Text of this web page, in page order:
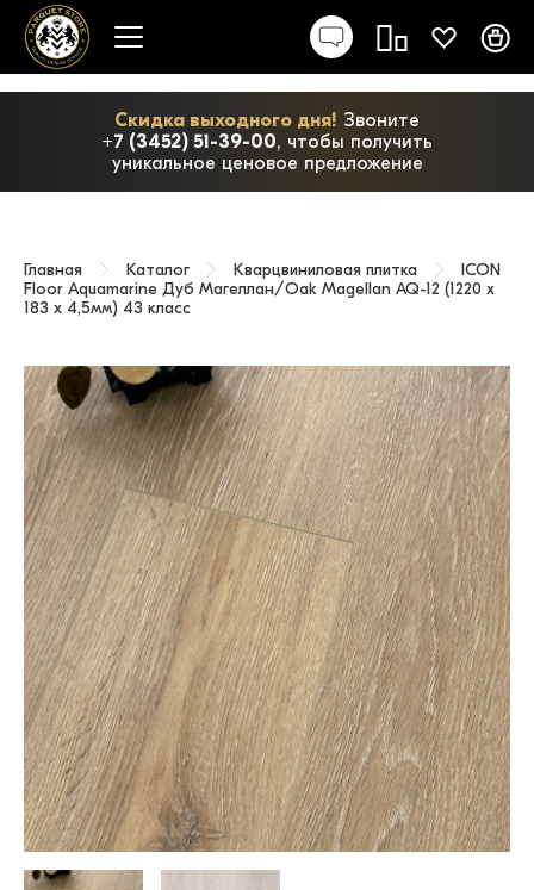
Скидка выходного дня! Звоните
+7 (3452) 51-39-00, чтобы получить
уникальное ценовое предложение
Главная Каталог Кварцвиниловая плитка
ICON
Floor Aquamarine Дуб Магеллан/Oak Magellan AQ-12 (1220 х
183 x 4,5мм) 43 класс